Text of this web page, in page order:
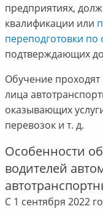
предприятиях,
квалификации или
переподготовки по
подтверждающих
Обучение проходят
лица
оказывающих
перевозок и т. д.
Особенности
водителей
С 1 сентября 2022